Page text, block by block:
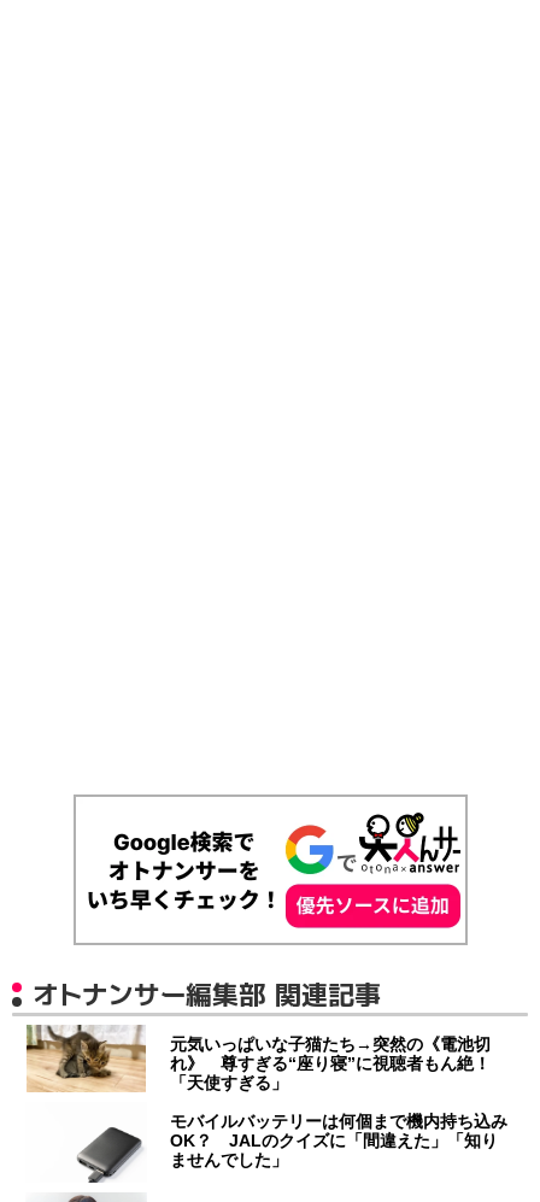
オトナンサー編集部 関連記事
元気いっぱいな子猫たち→突然の《電池切
れ》 尊すぎる“座り寝”に視聴者もん絶！
「天使すぎる」
モバイルバッテリーは何個まで機内持ち込み
OK？ JALのクイズに「間違えた」「知り
ませんでした」